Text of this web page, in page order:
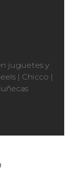
juguetes y
| Chicco |